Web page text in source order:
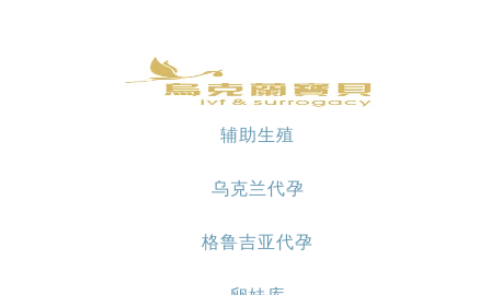
辅助生殖
乌克兰代孕
格鲁吉亚代孕